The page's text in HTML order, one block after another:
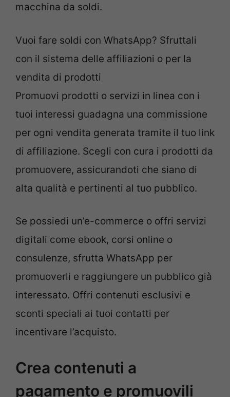
macchina da soldi.
Vuoi fare soldi con WhatsApp? Sfruttali
con il sistema delle affiliazioni o per la
vendita di prodotti
Promuovi prodotti o servizi in linea con i
tuoi interessi guadagna una commissione
per ogni vendita generata tramite il tuo link
di affiliazione. Scegli con cura i prodotti da
promuovere, assicurandoti che siano di
alta qualità e pertinenti al tuo pubblico.
Se possiedi un’e-commerce o offri servizi
digitali come ebook, corsi online o
consulenze, sfrutta WhatsApp per
promuoverli e raggiungere un pubblico già
interessato. Offri contenuti esclusivi e
sconti speciali ai tuoi contatti per
incentivare l’acquisto.
Crea contenuti a
pagamento e promuovili